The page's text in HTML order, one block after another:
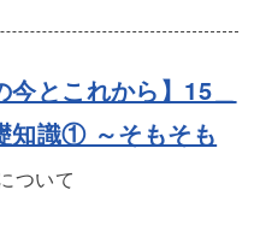
とこれから】15＿
知識① ～そもそも
ついて